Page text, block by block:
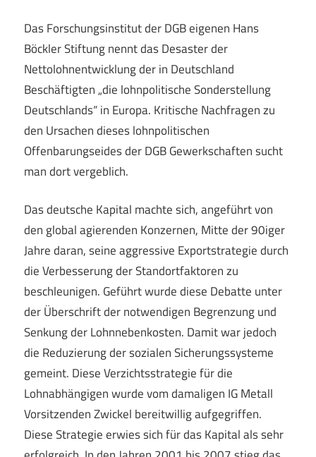
Das Forschungsinstitut der DGB eigenen Hans
Böckler Stiftung nennt das Desaster der
Nettolohnentwicklung der in Deutschland
Beschäftigten „die lohnpolitische Sonderstellung
Deutschlands“ in Europa. Kritische Nachfragen zu
den Ursachen dieses lohnpolitischen
Offenbarungseides der DGB Gewerkschaften sucht
man dort vergeblich.
Das deutsche Kapital machte sich, angeführt von
den global agierenden Konzernen, Mitte der 90iger
Jahre daran, seine aggressive Exportstrategie durch
die Verbesserung der Standortfaktoren zu
beschleunigen. Geführt wurde diese Debatte unter
der Überschrift der notwendigen Begrenzung und
Senkung der Lohnnebenkosten. Damit war jedoch
die Reduzierung der sozialen Sicherungssysteme
gemeint. Diese Verzichtsstrategie für die
Lohnabhängigen wurde vom damaligen IG Metall
Vorsitzenden Zwickel bereitwillig aufgegriffen.
Diese Strategie erwies sich für das Kapital als sehr